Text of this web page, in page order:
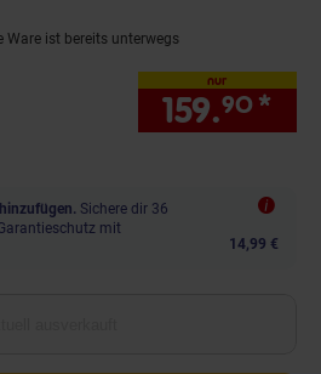
Ware ist bereits unterwegs
nur
159.90 *
Sichere dir 36
mit
14,99 €